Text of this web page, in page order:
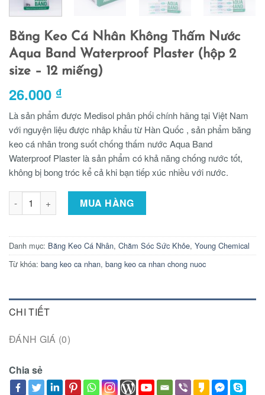
Băng Keo Cá Nhân Không Thấm Nước
Aqua Band Waterproof Plaster (hộp 2
size – 12 miếng)
26.000 ₫
Là sản phẩm được Medisol phân phối chính hãng tại Việt Nam
với nguyện liệu được nhâp khẩu từ Hàn Quốc , sản phẩm băng
keo cá nhân trong suốt chống thấm nước Aqua Band
Waterproof Plaster là sản phẩm có khả năng chống nước tốt,
không bị bong tróc kể cả khi bạn tiếp xúc nhiều với nước.
Băng Keo Cá Nhân Không Thấm Nước Aqua Band
MUA HÀNG
Danh mục: Băng Keo Cá Nhân, Chăm Sóc Sức Khỏe, Young Chemical
Từ khóa: bang keo ca nhan, bang keo ca nhan chong nuoc
CHI TIẾT
ĐÁNH GIÁ (0)
Chia sẻ